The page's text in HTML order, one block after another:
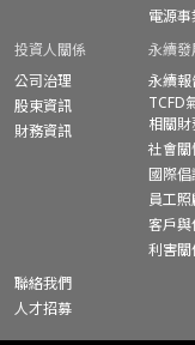
電源事
投資人關係
公司治理
股東資訊
財務資訊
永續發
永續報
TCFD
相關
社會關
國際倡
員工照
客戶與
利害關
聯絡我們
人才招募